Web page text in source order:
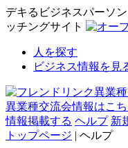
デキるビジネスパーソ
ッチングサイト
人を探す
ビジネス情報を見
異業種交流会情報はこち
情報掲載する ヘルプ 新
トップページ | ヘルプ